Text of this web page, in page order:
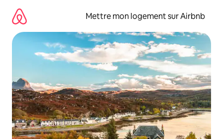
directement
contenu
Mettre mon logement sur Airbnb